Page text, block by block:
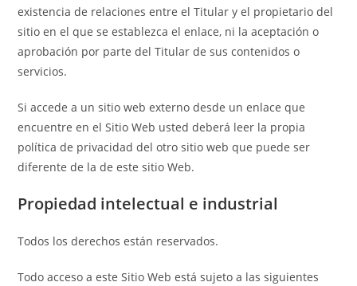
existencia de relaciones entre el Titular y el propietario del
sitio en el que se establezca el enlace, ni la aceptación o
aprobación por parte del Titular de sus contenidos o
servicios.
Si accede a un sitio web externo desde un enlace que
encuentre en el Sitio Web usted deberá leer la propia
política de privacidad del otro sitio web que puede ser
diferente de la de este sitio Web.
Propiedad intelectual e industrial
Todos los derechos están reservados.
Todo acceso a este Sitio Web está sujeto a las siguientes